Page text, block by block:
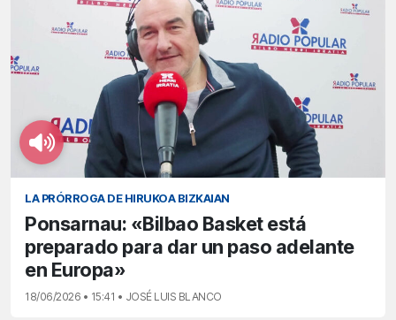
LA PRÓRROGA DE HIRUKOA BIZKAIAN
Ponsarnau: «Bilbao Basket está
preparado para dar un paso adelante
en Europa»
18/06/2026 • 15:41 • JOSÉ LUIS BLANCO